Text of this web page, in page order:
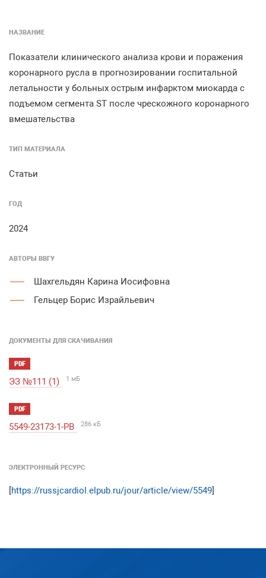
НАЗВАНИЕ
Показатели клинического анализа крови и поражения
коронарного русла в прогнозировании госпитальной
летальности у больных острым инфарктом миокарда с
подъемом сегмента ST после чрескожного коронарного
вмешательства
ТИП МАТЕРИАЛА
Статьи
ГОД
2024
АВТОРЫ ВВГУ
Шахгельдян Карина Иосифовна
Гельцер Борис Израйльевич
ДОКУМЕНТЫ ДЛЯ СКАЧИВАНИЯ
PDF
ЭЗ №111 (1) 1 мБ
PDF
5549-23173-1-PB 286 кБ
ЭЛЕКТРОННЫЙ РЕСУРС
[https://russjcardiol.elpub.ru/jour/article/view/5549]